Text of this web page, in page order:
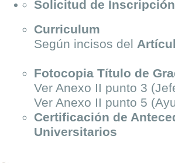
Solicitud de
Curriculum
Según incisos del
Fotocopia Título de
Ver Anexo II punto 3
Ver Anexo II punto 5
Certificación de
Universitarios